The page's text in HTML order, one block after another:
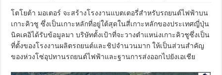
โตโยต้า มอเตอร์ จะสร้างโรงงานแบตเตอรี่สำหรับรถยนต์ไฟฟ้าบน
เกาะคิวชู ซึ่งเป็นเกาะหลักที่อยู่ใต้สุดในสี่เกาะหลักของประเทศญี่ปุ่น
นิคเคอิได้รับข้อมูลมา บริษัทตั้งเป้าที่จะวางตำแหน่งเกาะคิวชูซึ่งเป็น
ที่ตั้งของโรงงานผลิตรถยนต์และชิปจำนวนมาก ให้เป็นส่วนสำคัญ
ของห่วงโซ่อุปทานรถยนต์ไฟฟ้าและฐานการส่งออกไปยังเอเชีย